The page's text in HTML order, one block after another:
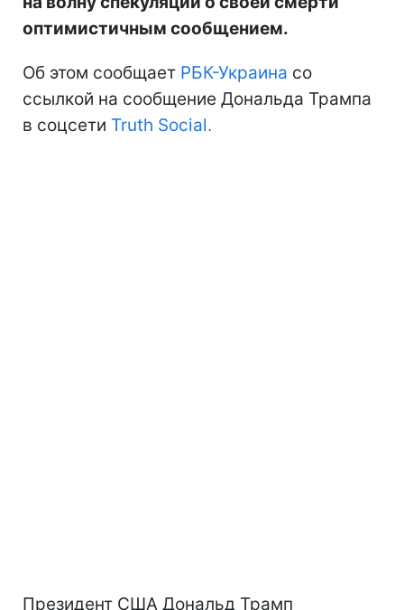
оптимистичным сообщением.
Об этом сообщает РБК-Украина со
ссылкой на сообщение Дональда Трампа
в соцсети Truth Social.
Президент США Дональд Трамп